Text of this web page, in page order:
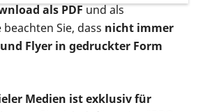
als PDFund als
beachten Sie, dass nicht immer
Flyer in gedruckter Form
Medien ist exklusiv für